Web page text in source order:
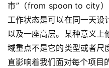
首
页
市”（from spoon to city
工作状态是可以在同一天设
以及一座高层。某种意义上
域重点不是它的类型或者尺
直影响着我们面对每个项目